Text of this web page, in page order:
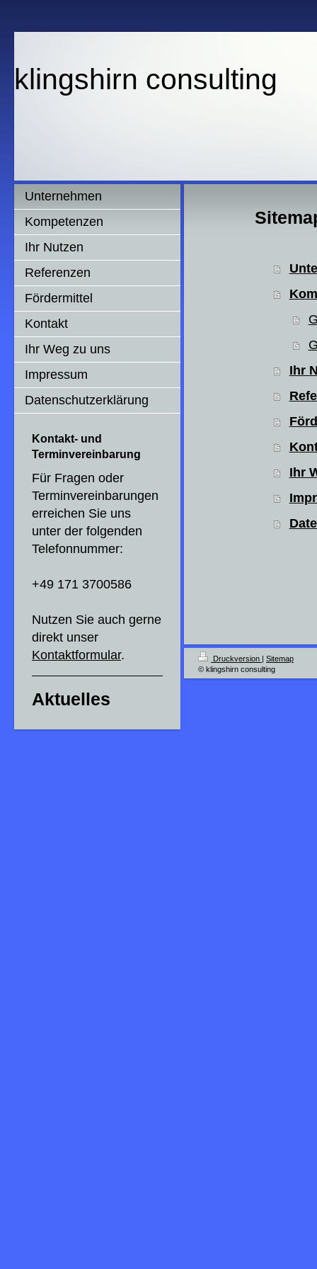
klingshirn consulting
Unternehmen
Kompetenzen
Ihr Nutzen
Referenzen
Fördermittel
Kontakt
Ihr Weg zu uns
Impressum
Datenschutzerklärung
Kontakt- und
Terminvereinbarung
Für Fragen oder
Terminvereinbarungen
erreichen Sie uns
unter der folgenden
Telefonnummer:
+49 171 3700586
Nutzen Sie auch gerne
direkt unser
Kontaktformular.
Aktuelles
Ihr
Ihr
Druckversion | Sitemap
© klingshirn consulting